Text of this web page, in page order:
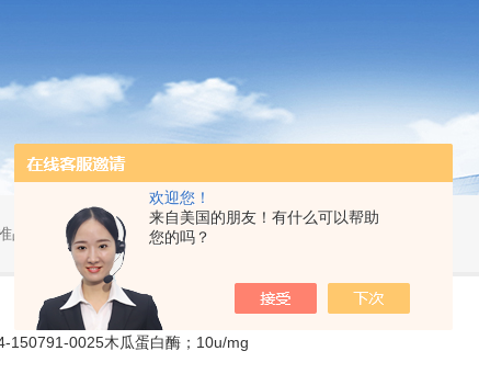
欢迎您！
来自美国的朋友！有什么可以帮助
您的吗？
品，小型仪器
150791-0025木瓜蛋白酶；10u/mg